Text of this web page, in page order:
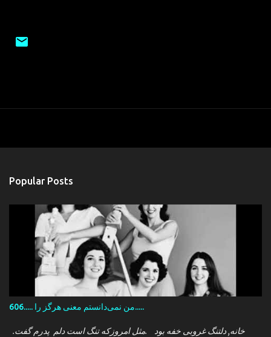
Popular Posts
606..... من نمی‌دانستم معنی هرگز را.....
.خانه, دلتنگ غروبی خفه بود .مثل امروزکه تنگ است دلم پدرم گفت